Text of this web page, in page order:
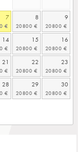
7 8 9
14 15 16
21 22 23
28 29 30